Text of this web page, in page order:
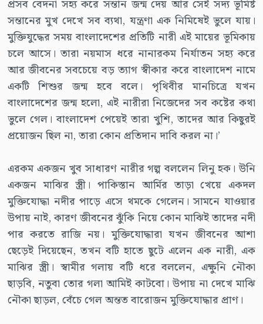
প্রসব বেদনা সহ্য করে সন্তান জন্ম দেয় আর সেই সদ্য ভূমিষ্ট
সন্তানের মুখ দেখে সব ব্যথা, যন্ত্রণা এক নিমিষেই ভুলে যায়।
মুক্তিযুদ্ধের সময় বাংলাদেশের প্রতিটি নারী এই মায়ের ভূমিকায়
চলে আসে। তারা নয়মাস ধরে নানারকম নির্যাতন সহ্য করে
আর জীবনের সবচেয়ে বড় ত্যাগ স্বীকার করে বাংলাদেশ নামে
একটি শিশুর জন্ম হবে বলে। পৃথিবীর মানচিত্রে যখন
বাংলাদেশের জন্ম হলো, এই নারীরা নিজেদের সব কষ্টের কথা
ভুলে গেল। বাংলাদেশ পেয়েই তারা খুশি, তাদের আর কিছুরই
প্রয়োজন ছিল না, তারা কোন প্রতিদান দাবি করল না।’
এরকম একজন খুব সাধারণ নারীর গল্প বললেন লিনু হক। উনি
একজন মাঝির স্ত্রী। পাকিস্তান আর্মির তাড়া খেয়ে একদল
মুক্তিযোদ্ধা নদীর পাড়ে এসে থমকে গেলেন। সামনে যাওয়ার
উপায় নাই, কারণ জীবনের ঝুঁকি নিয়ে কোন মাঝিই তাদের নদী
পার করতে রাজি নয়। মুক্তিযোদ্ধারা যখন জীবনের আশা
ছেড়েই দিয়েছেন, তখন বটি হাতে ছুটে এলেন এক নারী, এক
মাঝির স্ত্রী। স্বামীর গলায় বটি ধরে বললেন, এক্ষুনি নৌকা
ছাড়বি, নতুবা তোর গলা আমিই কাটবো। উপায় না দেখে মাঝি
নৌকা ছাড়ল, বেঁচে গেল অন্তত বারোজন মুক্তিযোদ্ধার প্রাণ।